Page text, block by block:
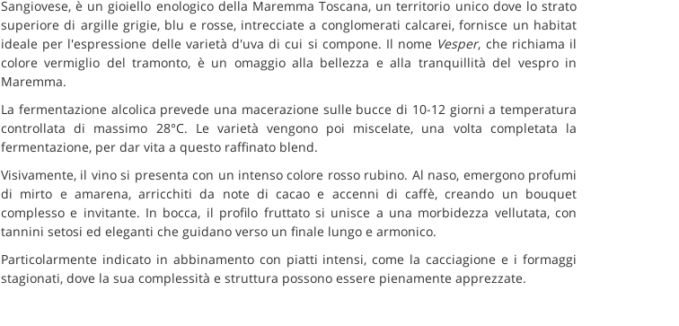
Sangiovese, è un gioiello enologico della Maremma Toscana, un territorio unico dove lo strato
superiore di argille grigie, blu e rosse, intrecciate a conglomerati calcarei, fornisce un habitat
ideale per l'espressione delle varietà d'uva di cui si compone. Il nome Vesper, che richiama il
colore vermiglio del tramonto, è un omaggio alla bellezza e alla tranquillità del vespro in
Maremma.
La fermentazione alcolica prevede una macerazione sulle bucce di 10-12 giorni a temperatura
controllata di massimo 28°C. Le varietà vengono poi miscelate, una volta completata la
fermentazione, per dar vita a questo raffinato blend.
Visivamente, il vino si presenta con un intenso colore rosso rubino. Al naso, emergono profumi
di mirto e amarena, arricchiti da note di cacao e accenni di caffè, creando un bouquet
complesso e invitante. In bocca, il profilo fruttato si unisce a una morbidezza vellutata, con
tannini setosi ed eleganti che guidano verso un finale lungo e armonico.
Particolarmente indicato in abbinamento con piatti intensi, come la cacciagione e i formaggi
stagionati, dove la sua complessità e struttura possono essere pienamente apprezzate.